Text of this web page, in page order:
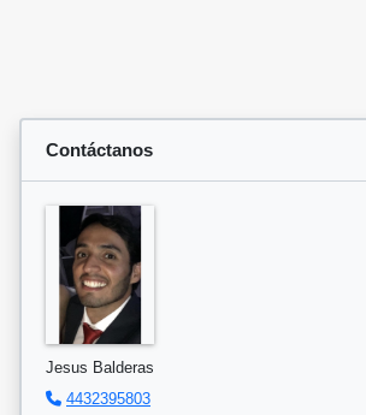
Contáctanos
Jesus Balderas
4432395803